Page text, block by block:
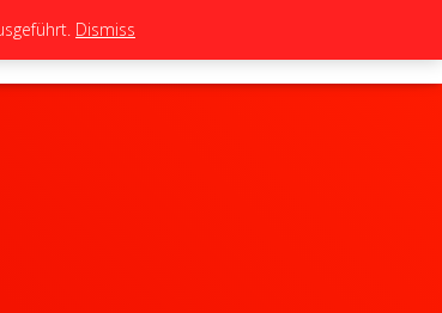
TUNING BIKES
Dismiss